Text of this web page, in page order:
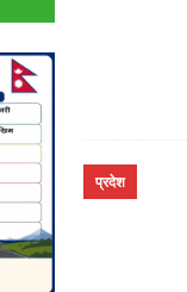
प्रदेश